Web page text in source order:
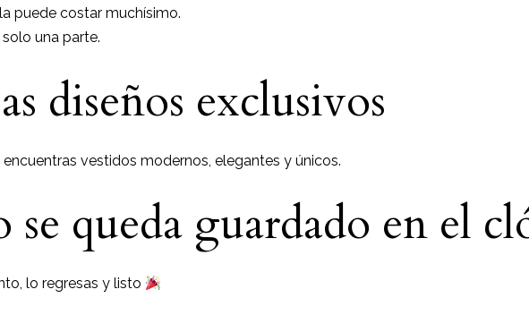
puede costar muchísimo.
una parte.
diseños exclusivos
encuentras vestidos modernos, elegantes y únicos.
se queda guardado en el
lo regresas y listo